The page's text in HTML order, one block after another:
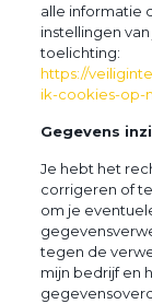
alle informatie
instellingen
toelichting:
https://
ik-cookies-op-
Gegevens
Je hebt het
corrigeren of
om je
tegen de
mijn bedrijf en